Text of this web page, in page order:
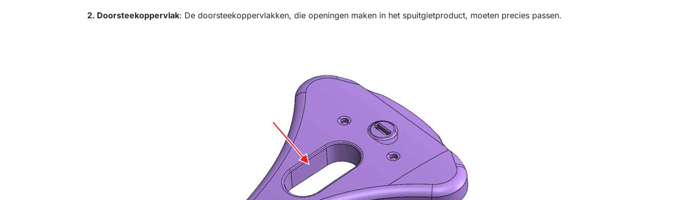
2. Doorsteekoppervlak: De doorsteekoppervlakken, die openingen maken in het spuitgietproduct, moeten precies passen.